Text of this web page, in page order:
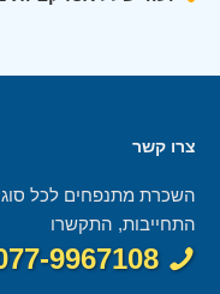
צרו קשר
השכרת מתנפחים לכל
התחייבות, התקשרו
077-9967108